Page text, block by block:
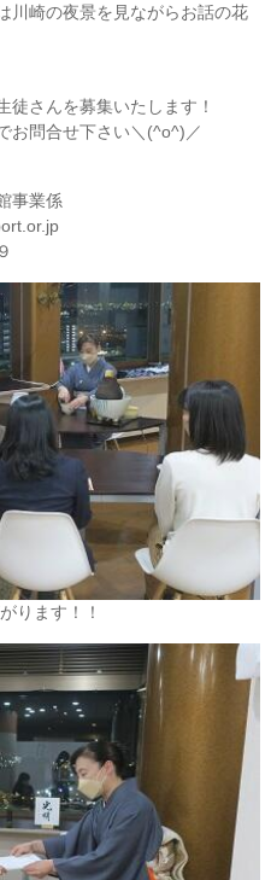
川崎の夜景を見ながらお話の花
徒さんを募集いたします！
お問合せ下さい＼(^o^)／
事業係
ります！！